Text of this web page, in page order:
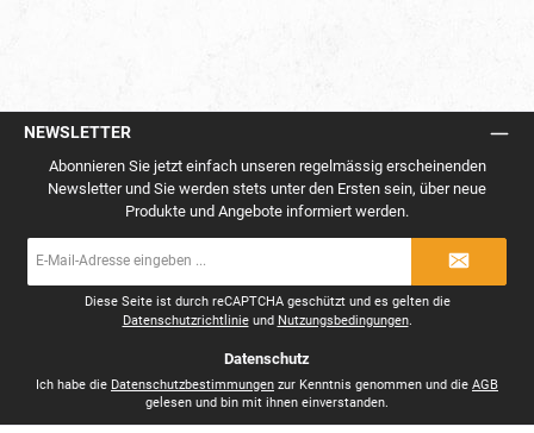
NEWSLETTER
Abonnieren Sie jetzt einfach unseren regelmässig erscheinenden
Newsletter und Sie werden stets unter den Ersten sein, über neue
Produkte und Angebote informiert werden.
Mail-
Diese Seite ist durch reCAPTCHA geschützt und es gelten die
Datenschutzrichtlinieund Nutzungsbedingungen.
Datenschutz
Ich habe die Datenschutzbestimmungen zur Kenntnis genommen und die AGB
gelesen und bin mit ihnen einverstanden.